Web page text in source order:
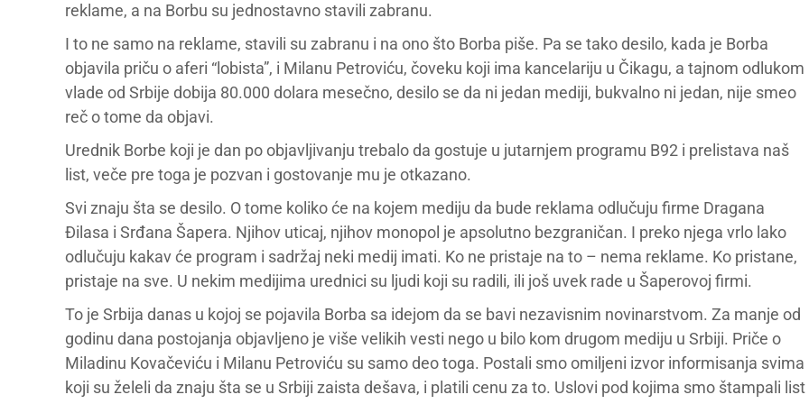
reklame, a na Borbu su jednostavno stavili zabranu.
I to ne samo na reklame, stavili su zabranu i na ono što Borba piše. Pa se tako desilo, kada je Borba
objavila priču o aferi “lobista”, i Milanu Petroviću, čoveku koji ima kancelariju u Čikagu, a tajnom odlukom
vlade od Srbije dobija 80.000 dolara mesečno, desilo se da ni jedan mediji, bukvalno ni jedan, nije smeo
reč o tome da objavi.
Urednik Borbe koji je dan po objavljivanju trebalo da gostuje u jutarnjem programu B92 i prelistava naš
list, veče pre toga je pozvan i gostovanje mu je otkazano.
Svi znaju šta se desilo. O tome koliko će na kojem mediju da bude reklama odlučuju firme Dragana
Đilasa i Srđana Šapera. Njihov uticaj, njihov monopol je apsolutno bezgraničan. I preko njega vrlo lako
odlučuju kakav će program i sadržaj neki medij imati. Ko ne pristaje na to – nema reklame. Ko pristane,
pristaje na sve. U nekim medijima urednici su ljudi koji su radili, ili još uvek rade u Šaperovoj firmi.
To je Srbija danas u kojoj se pojavila Borba sa idejom da se bavi nezavisnim novinarstvom. Za manje od
godinu dana postojanja objavljeno je više velikih vesti nego u bilo kom drugom mediju u Srbiji. Priče o
Miladinu Kovačeviću i Milanu Petroviću su samo deo toga. Postali smo omiljeni izvor informisanja svima
koji su želeli da znaju šta se u Srbiji zaista dešava, i platili cenu za to. Uslovi pod kojima smo štampali list